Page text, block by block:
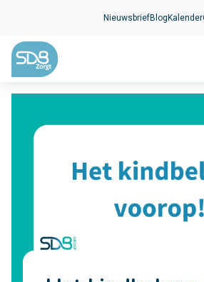
NieuwsbriefBlog Kalender